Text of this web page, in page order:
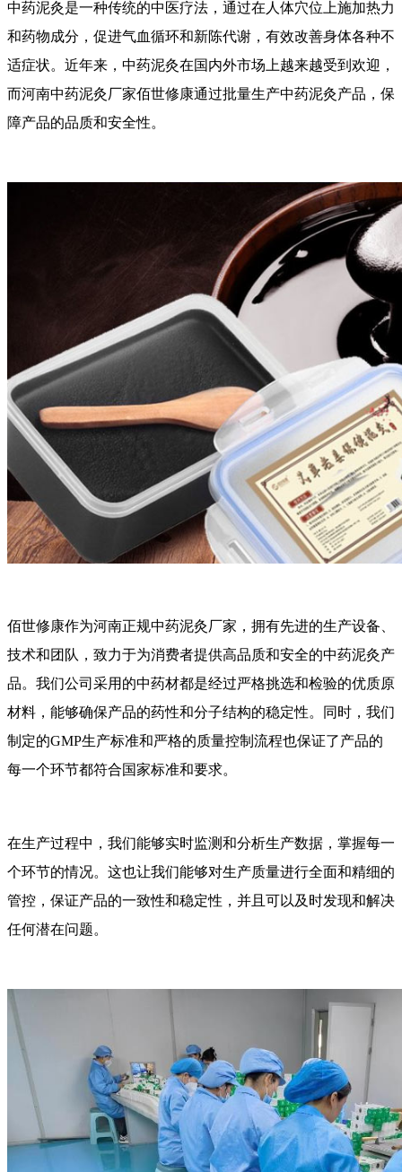
中药泥灸是一种传统的中医疗法，通过在人体穴位上施加热力
和药物成分，促进气血循环和新陈代谢，有效改善身体各种不
适症状。近年来，中药泥灸在国内外市场上越来越受到欢迎，
而河南中药泥灸厂家佰世修康通过批量生产中药泥灸产品，保
障产品的品质和安全性。
佰世修康作为河南正规中药泥灸厂家，拥有先进的生产设备、
技术和团队，致力于为消费者提供高品质和安全的中药泥灸产
品。我们公司采用的中药材都是经过严格挑选和检验的优质原
材料，能够确保产品的药性和分子结构的稳定性。同时，我们
制定的GMP生产标准和严格的质量控制流程也保证了产品的
每一个环节都符合国家标准和要求。
在生产过程中，我们能够实时监测和分析生产数据，掌握每一
个环节的情况。这也让我们能够对生产质量进行全面和精细的
管控，保证产品的一致性和稳定性，并且可以及时发现和解决
任何潜在问题。